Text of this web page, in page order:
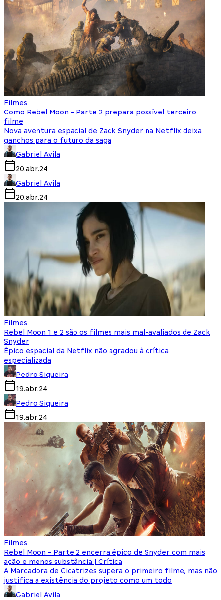
Filmes
Como Rebel Moon - Parte 2 prepara possível terceiro
filme
Nova aventura espacial de Zack Snyder na Netflix deixa
ganchos para o futuro da saga
Gabriel Avila
20.abr.24
Gabriel Avila
20.abr.24
Filmes
Rebel Moon 1 e 2 são os filmes mais mal-avaliados de Zack
Snyder
Épico espacial da Netflix não agradou à crítica
especializada
Pedro Siqueira
19.abr.24
Pedro Siqueira
19.abr.24
Filmes
Rebel Moon - Parte 2 encerra épico de Snyder com mais
ação e menos substância | Crítica
A Marcadora de Cicatrizes supera o primeiro filme, mas não
justifica a existência do projeto como um todo
Gabriel Avila